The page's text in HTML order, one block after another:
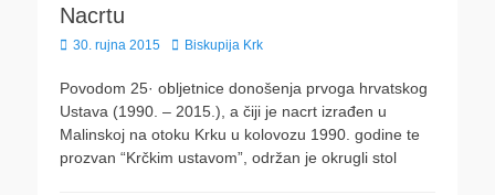
Nacrtu
Posted
30. rujna 2015 Author
Biskupija Krk
Povodom 25· obljetnice donošenja prvoga hrvatskog
Ustava (1990. – 2015.), a čiji je nacrt izrađen u
Malinskoj na otoku Krku u kolovozu 1990. godine te
prozvan “Krčkim ustavom”, održan je okrugli stol